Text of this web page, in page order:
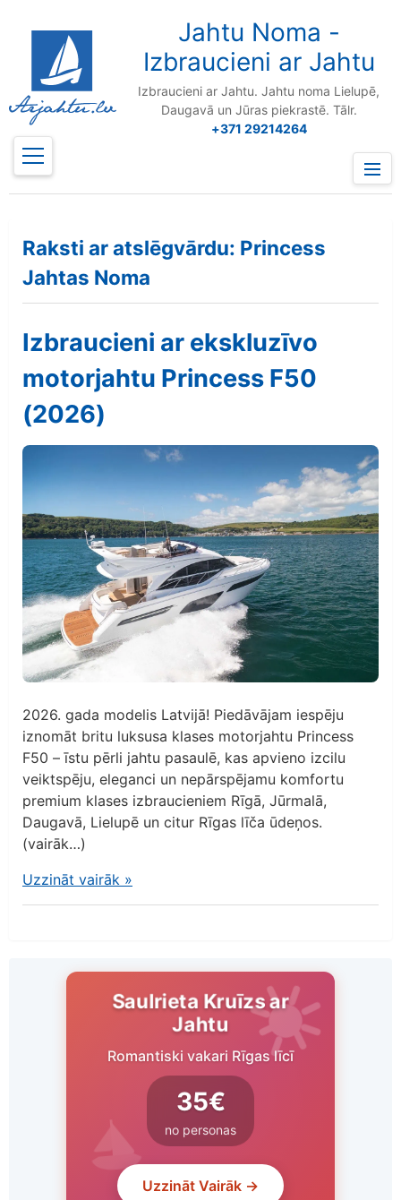
Jahtu Noma -
Izbraucieni ar Jahtu
Izbraucieni ar Jahtu. Jahtu noma Lielupē,
Daugavā un Jūras piekrastē. Tālr.
+371 29214264
Menu
Raksti ar atslēgvārdu: Princess
Jahtas Noma
Izbraucieni ar ekskluzīvo
motorjahtu Princess F50
(2026)
2026. gada modelis Latvijā! Piedāvājam iespēju
iznomāt britu luksusa klases motorjahtu Princess
F50 – īstu pērli jahtu pasaulē, kas apvieno izcilu
veiktspēju, eleganci un nepārspējamu komfortu
premium klases izbraucieniem Rīgā, Jūrmalā,
Daugavā, Lielupē un citur Rīgas līča ūdeņos.
(vairāk…)
Uzzināt vairāk »
Saulrieta Kruīzs ar
Jahtu
Romantiski vakari Rīgas līcī
35€
no personas
Uzzināt Vairāk →